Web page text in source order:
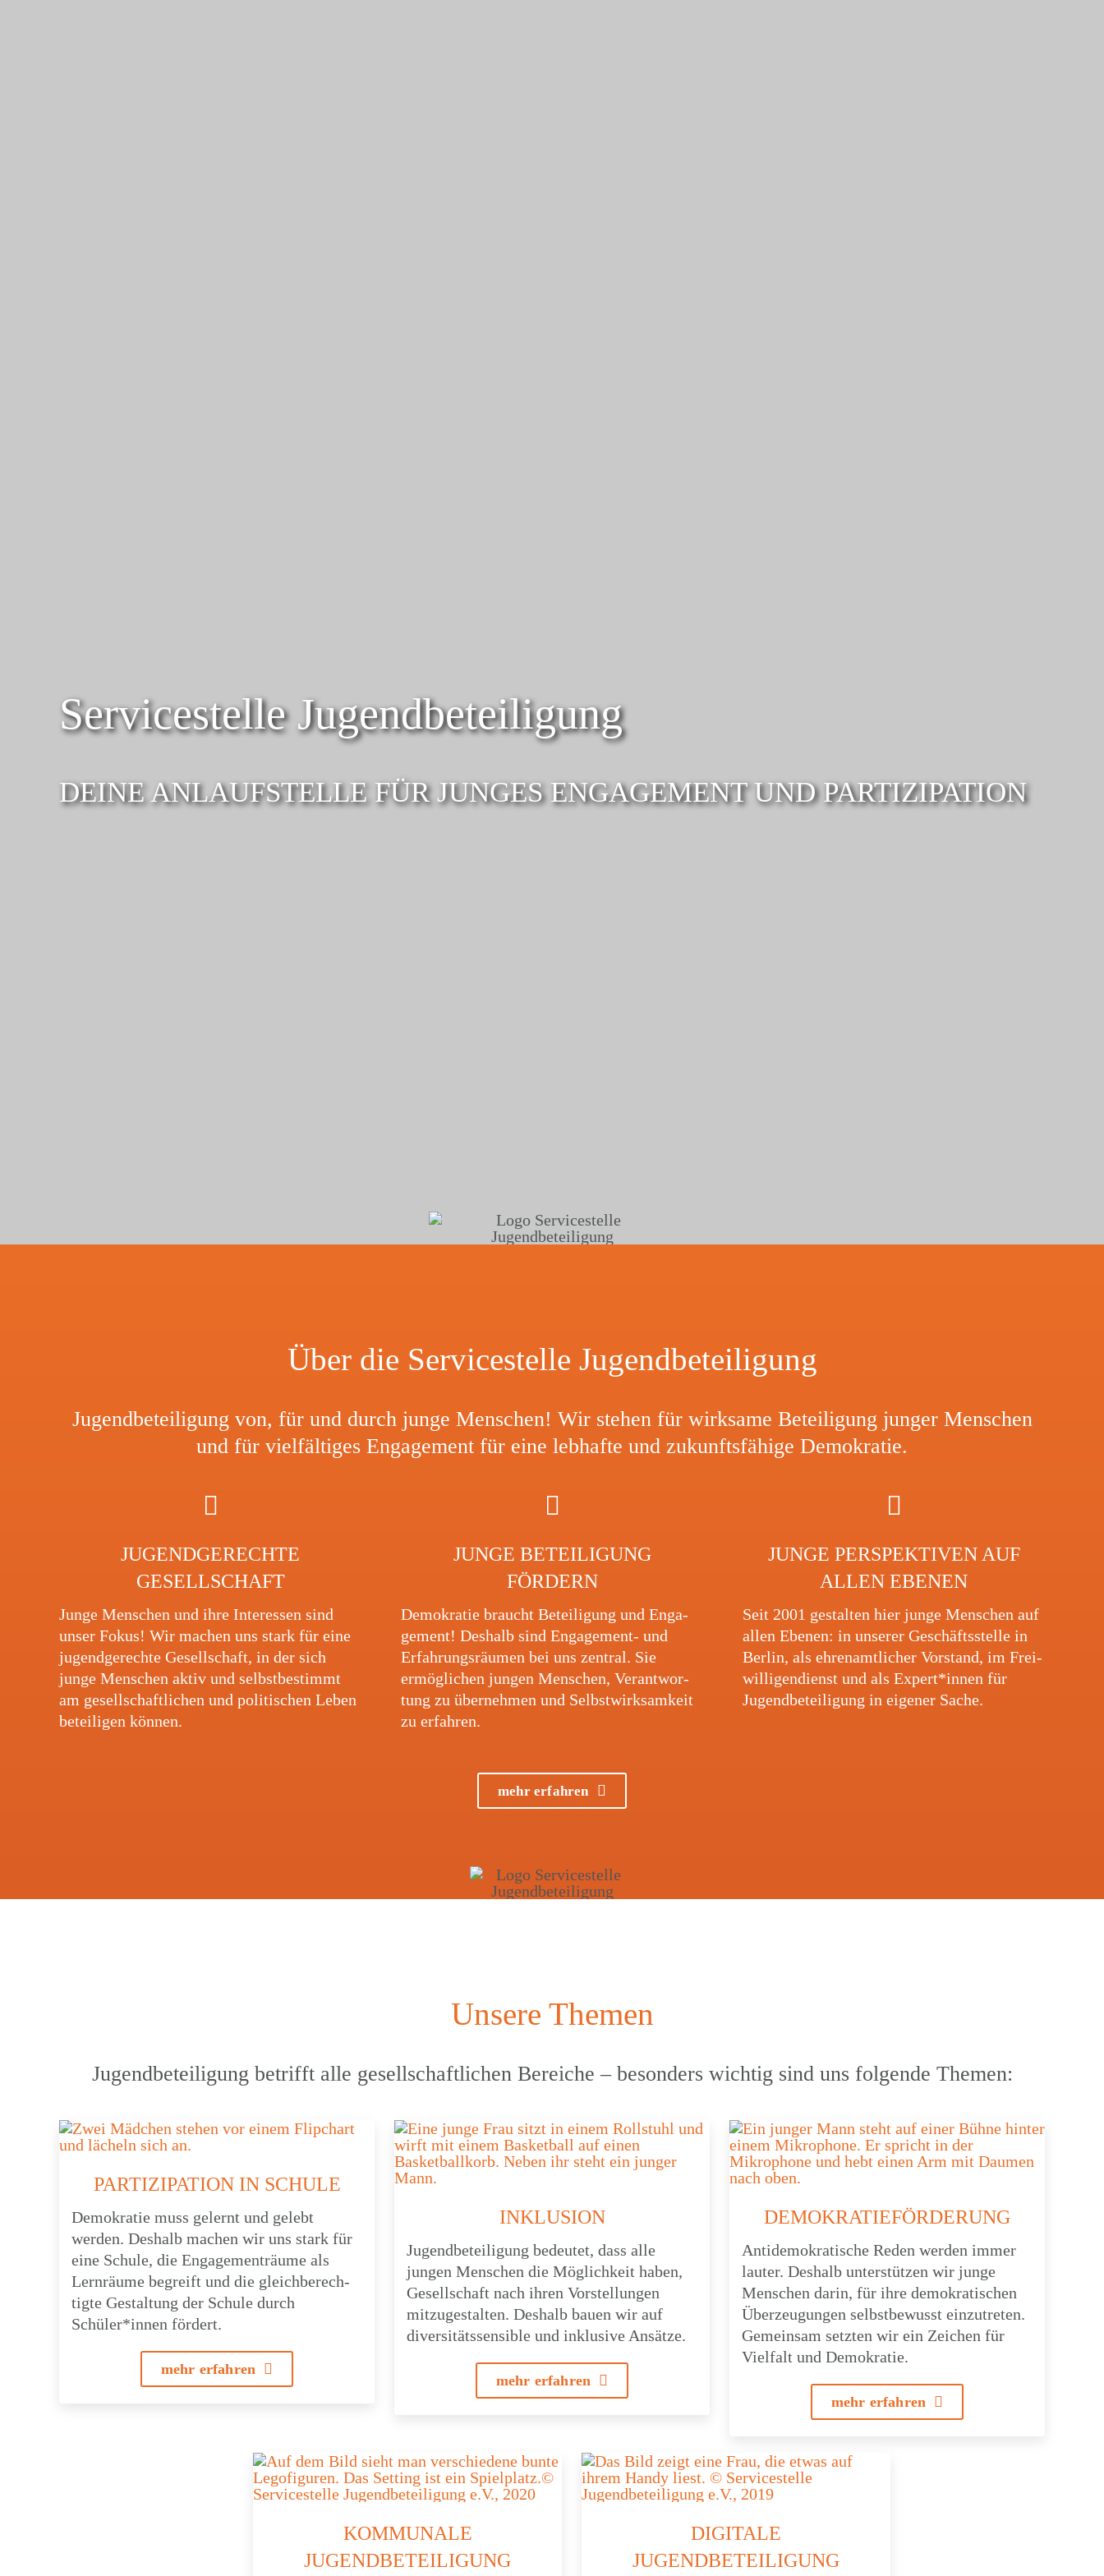
Service­stelle Jugendbeteiligung
DEINE ANLAUF­STELLE FÜR JUNGES ENGA­GE­MENT UND PARTIZIPATION
Über die Service­stelle Jugendbeteiligung
Jugend­be­tei­li­gung von, für und durch junge Menschen! Wir stehen für wirk­same Betei­li­gung junger Menschen
und für viel­fäl­ti­ges Enga­ge­ment für eine lebhafte und zukunfts­fä­hige Demokratie.
JUGEND­GE­RECHTE
GESELLSCHAFT
Junge Menschen und ihre Inter­es­sen sind
unser Fokus! Wir machen uns stark für eine
jugend­ge­rechte Gesell­schaft, in der sich
junge Menschen aktiv und selbst­be­stimmt
am gesell­schaft­li­chen und poli­ti­schen Leben
betei­li­gen können.
JUNGE BETEI­LI­GUNG
FÖRDERN
Demo­kra­tie braucht Betei­li­gung und Enga­
ge­ment! Deshalb sind Enga­ge­ment- und
Erfah­rungs­räu­men bei uns zentral. Sie
ermög­li­chen jungen Menschen, Verant­wor­
tung zu über­neh­men und Selbst­wirk­sam­keit
zu erfahren.
JUNGE PERSPEK­TI­VEN AUF
ALLEN EBENEN
Seit 2001 gestal­ten hier junge Menschen auf
allen Ebenen: in unserer Geschäfts­stelle in
Berlin, als ehren­amt­li­cher Vorstand, im Frei­
wil­li­gen­dienst und als Expert*innen für
Jugend­be­tei­li­gung in eigener Sache.
mehr erfah­ren
Unsere Themen
Jugend­be­tei­li­gung betrifft alle gesell­schaft­li­chen Berei­che – beson­ders wichtig sind uns folgende Themen:
PARTI­ZI­PA­TION IN SCHULE
Demo­kra­tie muss gelernt und gelebt
werden. Deshalb machen wir uns stark für
eine Schule, die Enga­ge­men­träume als
Lern­räume begreift und die gleich­be­rech­
tigte Gestal­tung der Schule durch
Schüler*innen fördert.
mehr erfah­ren
INKLU­SION
Jugend­be­tei­li­gung bedeu­tet, dass alle
jungen Menschen die Möglich­keit haben,
Gesell­schaft nach ihren Vorstel­lun­gen
mitzu­ge­stal­ten. Deshalb bauen wir auf
diver­si­täts­sen­si­ble und inklu­sive Ansätze.
mehr erfah­ren
DEMO­KRA­TIE­FÖR­DE­RUNG
Anti­de­mo­kra­ti­sche Reden werden immer
lauter. Deshalb unter­stüt­zen wir junge
Menschen darin, für ihre demo­kra­ti­schen
Über­zeu­gun­gen selbst­be­wusst einzu­tre­ten.
Gemein­sam setzten wir ein Zeichen für
Viel­falt und Demokratie.
mehr erfah­ren
KOMMU­NALE
JUGENDBETEILIGUNG
DIGI­TALE
JUGENDBETEILIGUNG